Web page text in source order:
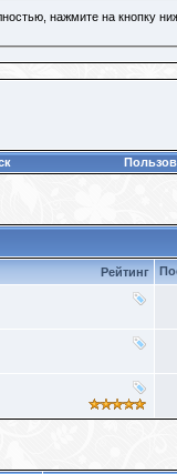
нажмите на кнопку
Рейтинг